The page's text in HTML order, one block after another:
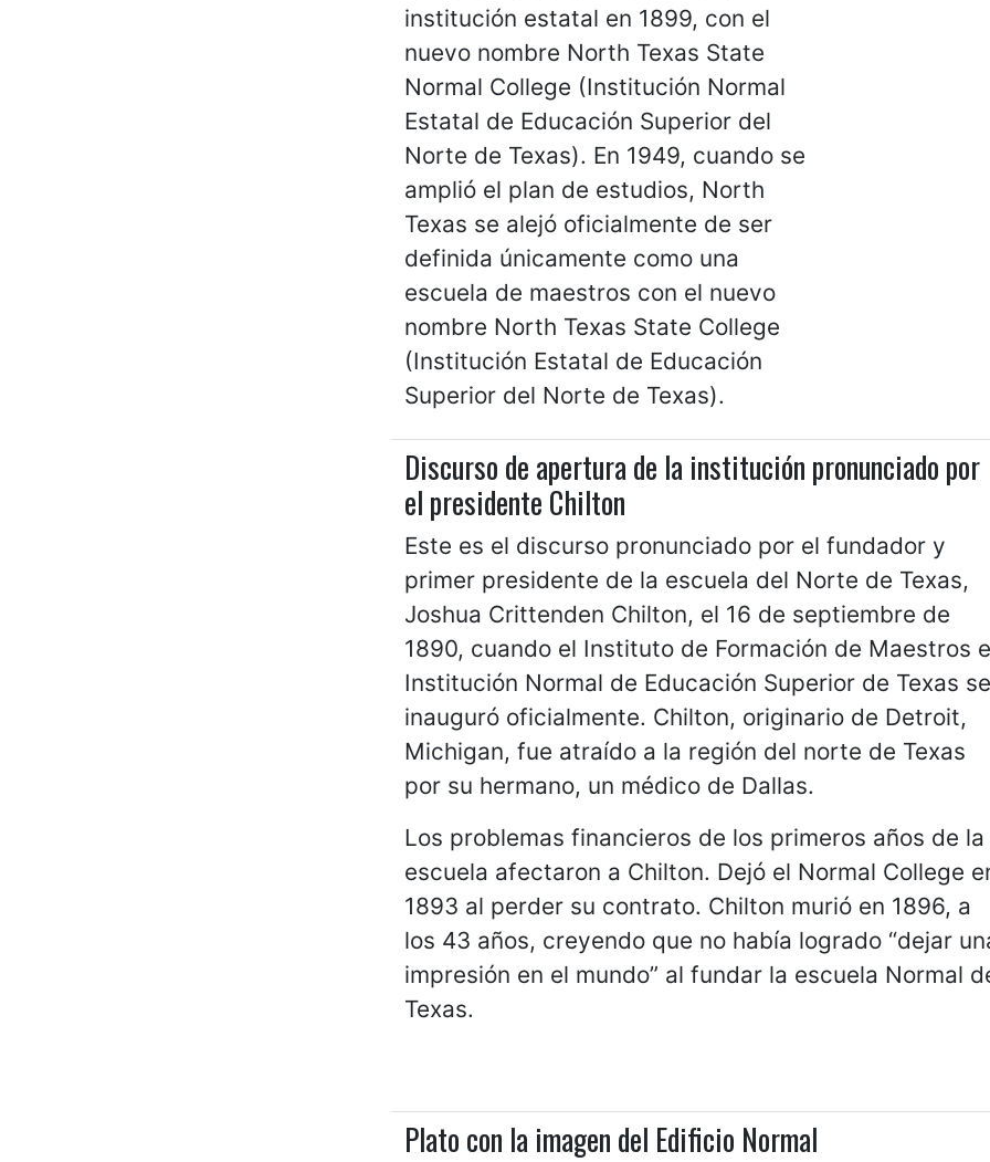
institución estatal en 1899, con el
nuevo nombre North Texas State
Normal College (Institución Normal
Estatal de Educación Superior del
Norte de Texas). En 1949, cuando se
amplió el plan de estudios, North
Texas se alejó oficialmente de ser
definida únicamente como una
escuela de maestros con el nuevo
nombre North Texas State College
(Institución Estatal de Educación
Superior del Norte de Texas).
Discurso de apertura de la institución pronunciado por
el presidente Chilton
Este es el discurso pronunciado por el fundador y
primer presidente de la escuela del Norte de Texas,
Joshua Crittenden Chilton, el 16 de septiembre de
1890, cuando el Instituto de Formación de Maestros e
Institución Normal de Educación Superior de Texas se
inauguró oficialmente. Chilton, originario de Detroit,
Michigan, fue atraído a la región del norte de Texas
por su hermano, un médico de Dallas.
Los problemas financieros de los primeros años de la
escuela afectaron a Chilton. Dejó el Normal College
1893 al perder su contrato. Chilton murió en 1896, a
los 43 años, creyendo que no había logrado “dejar
impresión en el mundo” al fundar la escuela Normal
Texas.
Plato con la imagen del Edificio Normal